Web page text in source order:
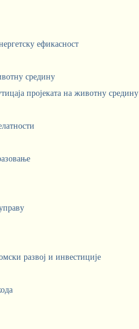
ефикасност
средину
пројеката на животну средину
развој и инвестиције